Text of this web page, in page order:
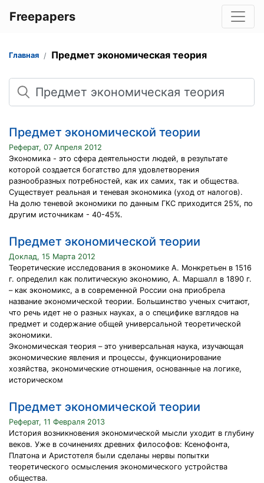
Freepapers
Главная Предмет экономическая теория
Поиск
Предмет экономической теории
Реферат, 07 Апреля 2012
Экономика - это сфера деятельности людей, в результате
которой создается богатство для удовлетворения
разнообразных потребностей, как их самих, так и общества.
Существует реальная и теневая экономика (уход от налогов).
На долю теневой экономики по данным ГКС приходится 25%, по
другим источникам - 40-45%.
Предмет экономической теории
Доклад, 15 Марта 2012
Теоретические исследования в экономике А. Монкретьен в 1516
г. определил как политическую экономию, А. Маршалл в 1890 г.
– как экономикс, а в современной России она приобрела
название экономической теории. Большинство ученых считают,
что речь идет не о разных науках, а о специфике взглядов на
предмет и содержание общей универсальной теоретической
экономики.
Экономическая теория – это универсальная наука, изучающая
экономические явления и процессы, функционирование
хозяйства, экономические отношения, основанные на логике,
историческом
Предмет экономической теории
Реферат, 11 Февраля 2013
История возникновения экономической мысли уходит в глубину
веков. Уже в сочинениях древних философов: Ксенофонта,
Платона и Аристотеля были сделаны нервы попытки
теоретического осмысления экономического устройства
общества.